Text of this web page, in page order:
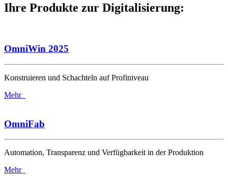
Ihre Produkte zur Digitalisierung:
OmniWin 2025
Konstruieren und Schachteln auf Profiniveau
Mehr
OmniFab
Automation, Transparenz und Verfügbarkeit in der Produktion
Mehr